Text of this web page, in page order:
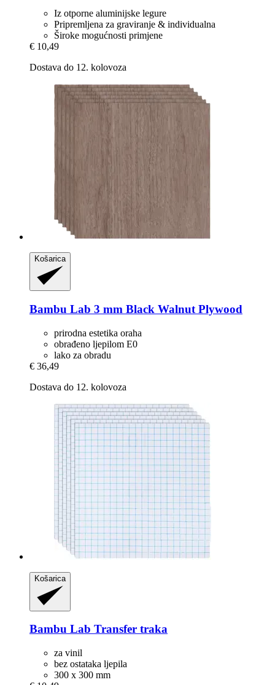
Iz otporne aluminijske legure
Pripremljena za graviranje & individualna
Široke mogućnosti primjene
€ 10,49
Dostava do 12. kolovoza
Košarica
Bambu Lab 3 mm Black Walnut Plywood
prirodna estetika oraha
obrađeno ljepilom E0
lako za obradu
€ 36,49
Dostava do 12. kolovoza
Košarica
Bambu Lab Transfer traka
za vinil
bez ostataka ljepila
300 x 300 mm